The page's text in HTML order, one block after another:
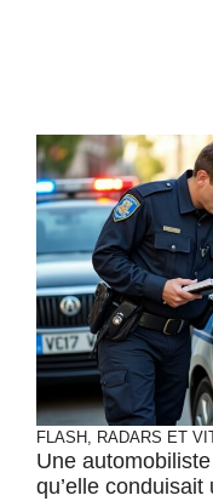
FLASH, RADARS ET
Une
qu’elle conduisait